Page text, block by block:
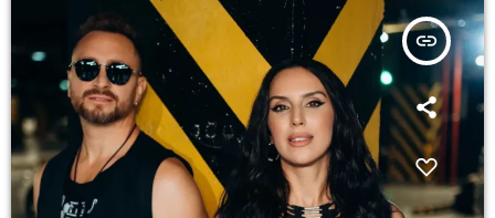
insert_link